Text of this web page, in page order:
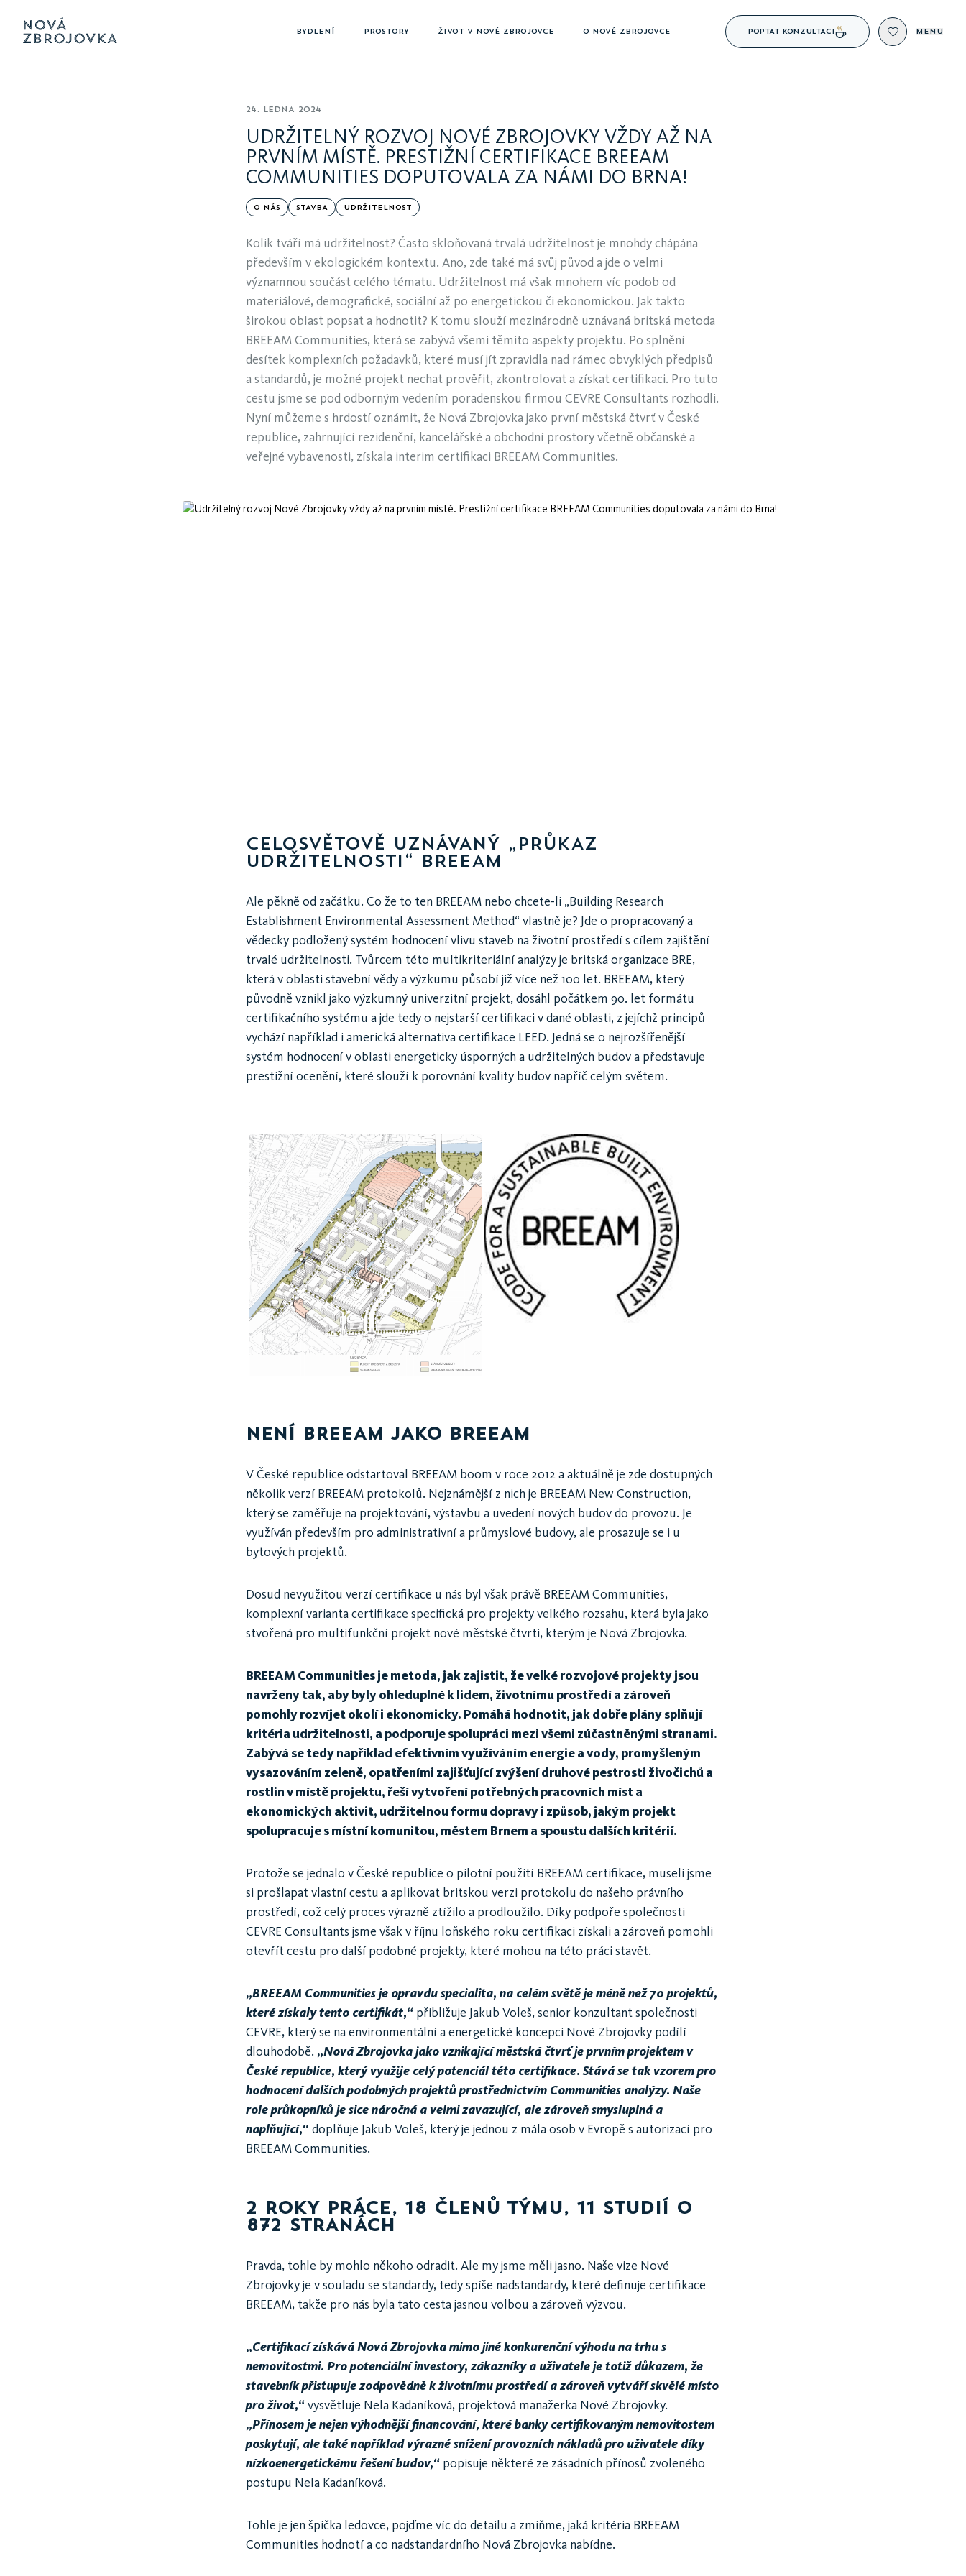
BYDLENÍ PROSTORY ŽIVOT V NOVÉ ZBROJOVCE O NOVÉ ZBROJOVCE POPTAT KONZULTACI MENU
24. LEDNA 2024
UDRŽITELNÝ ROZVOJ NOVÉ ZBROJOVKY VŽDY AŽ NA
PRVNÍM MÍSTĚ. PRESTIŽNÍ CERTIFIKACE BREEAM
COMMUNITIES DOPUTOVALA ZA NÁMI DO BRNA!
O NÁS STAVBA UDRŽITELNOST
Kolik tváří má udržitelnost? Často skloňovaná trvalá udržitelnost je mnohdy chápána
především v ekologickém kontextu. Ano, zde také má svůj původ a jde o velmi
významnou součást celého tématu. Udržitelnost má však mnohem víc podob od
materiálové, demografické, sociální až po energetickou či ekonomickou. Jak takto
širokou oblast popsat a hodnotit? K tomu slouží mezinárodně uznávaná britská metoda
BREEAM Communities, která se zabývá všemi těmito aspekty projektu. Po splnění
desítek komplexních požadavků, které musí jít zpravidla nad rámec obvyklých předpisů
a standardů, je možné projekt nechat prověřit, zkontrolovat a získat certifikaci. Pro tuto
cestu jsme se pod odborným vedením poradenskou firmou CEVRE Consultants rozhodli.
Nyní můžeme s hrdostí oznámit, že Nová Zbrojovka jako první městská čtvrť v České
republice, zahrnující rezidenční, kancelářské a obchodní prostory včetně občanské a
veřejné vybavenosti, získala interim certifikaci BREEAM Communities.
CELOSVĚTOVĚ UZNÁVANÝ „PRŮKAZ
UDRŽITELNOSTI“ BREEAM
Ale pěkně od začátku. Co že to ten BREEAM nebo chcete-li „Building Research
Establishment Environmental Assessment Method“ vlastně je? Jde o propracovaný a
vědecky podložený systém hodnocení vlivu staveb na životní prostředí s cílem zajištění
trvalé udržitelnosti. Tvůrcem této multikriteriální analýzy je britská organizace BRE,
která v oblasti stavební vědy a výzkumu působí již více než 100 let. BREEAM, který
původně vznikl jako výzkumný univerzitní projekt, dosáhl počátkem 90. let formátu
certifikačního systému a jde tedy o nejstarší certifikaci v dané oblasti, z jejíchž principů
vychází například i americká alternativa certifikace LEED. Jedná se o nejrozšířenější
systém hodnocení v oblasti energeticky úsporných a udržitelných budov a představuje
prestižní ocenění, které slouží k porovnání kvality budov napříč celým světem.
NENÍ BREEAM JAKO BREEAM
V České republice odstartoval BREEAM boom v roce 2012 a aktuálně je zde dostupných
několik verzí BREEAM protokolů. Nejznámější z nich je BREEAM New Construction,
který se zaměřuje na projektování, výstavbu a uvedení nových budov do provozu. Je
využíván především pro administrativní a průmyslové budovy, ale prosazuje se i u
bytových projektů.
Dosud nevyužitou verzí certifikace u nás byl však právě BREEAM Communities,
komplexní varianta certifikace specifická pro projekty velkého rozsahu, která byla jako
stvořená pro multifunkční projekt nové městské čtvrti, kterým je Nová Zbrojovka.
BREEAM Communities je metoda, jak zajistit, že velké rozvojové projekty jsou
navrženy tak, aby byly ohleduplné k lidem, životnímu prostředí a zároveň
pomohly rozvíjet okolí i ekonomicky. Pomáhá hodnotit, jak dobře plány splňují
kritéria udržitelnosti, a podporuje spolupráci mezi všemi zúčastněnými stranami.
Zabývá se tedy například efektivním využíváním energie a vody, promyšleným
vysazováním zeleně, opatřeními zajišťující zvýšení druhové pestrosti živočichů a
rostlin v místě projektu, řeší vytvoření potřebných pracovních míst a
ekonomických aktivit, udržitelnou formu dopravy i způsob, jakým projekt
spolupracuje s místní komunitou, městem Brnem a spoustu dalších kritérií.
Protože se jednalo v České republice o pilotní použití BREEAM certifikace, museli jsme
si prošlapat vlastní cestu a aplikovat britskou verzi protokolu do našeho právního
prostředí, což celý proces výrazně ztížilo a prodloužilo. Díky podpoře společnosti
CEVRE Consultants jsme však v říjnu loňského roku certifikaci získali a zároveň pomohli
otevřít cestu pro další podobné projekty, které mohou na této práci stavět.
„BREEAM Communities je opravdu specialita, na celém světě je méně než 70 projektů,
které získaly tento certifikát,“ přibližuje Jakub Voleš, senior konzultant společnosti
CEVRE, který se na environmentální a energetické koncepci Nové Zbrojovky podílí
dlouhodobě. „Nová Zbrojovka jako vznikající městská čtvrť je prvním projektem v
České republice, který využije celý potenciál této certifikace. Stává se tak vzorem pro
hodnocení dalších podobných projektů prostřednictvím Communities analýzy. Naše
role průkopníků je sice náročná a velmi zavazující, ale zároveň smysluplná a
naplňující,“ doplňuje Jakub Voleš, který je jednou z mála osob v Evropě s autorizací pro
BREEAM Communities.
2 ROKY PRÁCE, 18 ČLENŮ TÝMU, 11 STUDIÍ O
872 STRANÁCH
Pravda, tohle by mohlo někoho odradit. Ale my jsme měli jasno. Naše vize Nové
Zbrojovky je v souladu se standardy, tedy spíše nadstandardy, které definuje certifikace
BREEAM, takže pro nás byla tato cesta jasnou volbou a zároveň výzvou.
„Certifikací získává Nová Zbrojovka mimo jinékonkurenční výhodu na trhu s
nemovitostmi. Pro potenciální investory, zákazníky a uživatele je totiž důkazem, že
stavebník přistupuje zodpovědně k životnímu prostředí a zároveň vytváří skvělé místo
pro život,“ vysvětluje Nela Kadaníková, projektová manažerka Nové Zbrojovky.
„Přínosem je nejen výhodnější financování, které banky certifikovaným nemovitostem
poskytují, ale také například výrazné snížení provozních nákladů pro uživatele díky
nízkoenergetickému řešení budov,“ popisuje některé ze zásadních přínosů zvoleného
postupu Nela Kadaníková.
Tohle je jen špička ledovce, pojďme víc do detailu a zmiňme, jaká kritéria BREEAM
Communities hodnotí a co nadstandardního Nová Zbrojovka nabídne.